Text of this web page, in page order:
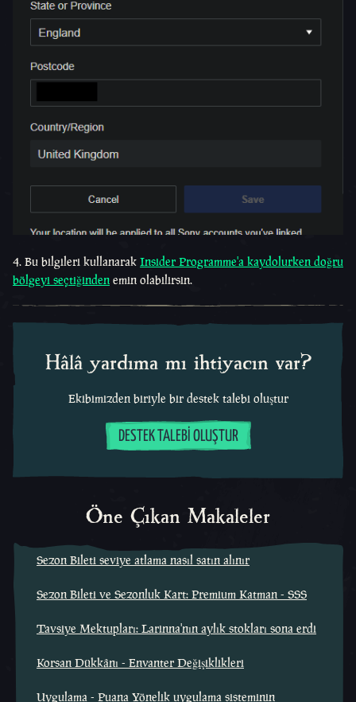
4. Bu bilgileri kullanarak Insider Programme'a kaydolurken doğru
bölgeyi seçtiğinden emin olabilirsin.
Hâlâ yardıma mı ihtiyacın var?
Ekibimizden biriyle bir destek talebi oluştur
DESTEK TALEBI OLUŞTUR
Öne Çıkan Makaleler
Sezon Bileti seviye atlama nasıl satın alınır
Sezon Bileti ve Sezonluk Kart: Premium Katman - SSS
Tavsiye Mektupları: Larinna'nın aylık stokları sona erdi
Korsan Dükkânı - Envanter Değişiklikleri
Uygulama - Puana Yönelik uygulama sisteminin